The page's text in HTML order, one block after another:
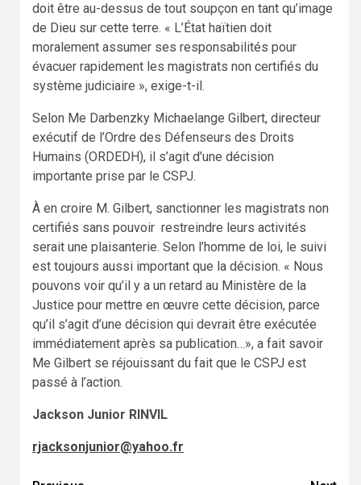
doit être au-dessus de tout soupçon en tant qu’image
de Dieu sur cette terre. « L’État haïtien doit
moralement assumer ses responsabilités pour
évacuer rapidement les magistrats non certifiés du
système judiciaire », exige-t-il.
Selon Me Darbenzky Michaelange Gilbert, directeur
exécutif de l’Ordre des Défenseurs des Droits
Humains (ORDEDH), il s’agit d’une décision
importante prise par le CSPJ.
À en croire M. Gilbert, sanctionner les magistrats non
certifiés sans pouvoir restreindre leurs activités
serait une plaisanterie. Selon l’homme de loi, le suivi
est toujours aussi important que la décision. « Nous
pouvons voir qu’il y a un retard au Ministère de la
Justice pour mettre en œuvre cette décision, parce
qu’il s’agit d’une décision qui devrait être exécutée
immédiatement après sa publication…», a fait savoir
Me Gilbert se réjouissant du fait que le CSPJ est
passé à l’action.
Jackson Junior RINVIL
rjacksonjunior@yahoo.fr